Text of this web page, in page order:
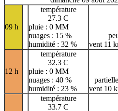
09 h
température
27.3 C
pluie : 0 MM
nuages : 15 %
humidité : 32 %
vent 11
12 h
température
32.3 C
pluie : 0 MM
nuages : 40 %
humidité : 23 %
vent 10
température
33.7 C